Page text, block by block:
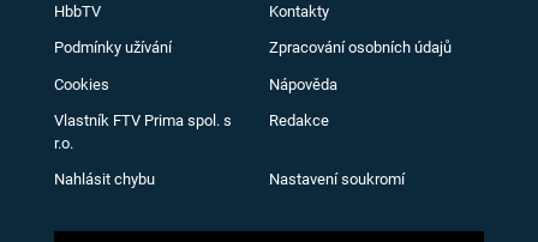
HbbTV Kontakty
Podmínky užívání Zpracování osobních údajů
Cookies Nápověda
Vlastník FTV Prima spol. s
r.o.
Redakce
Nahlásit chybu Nastavení soukromí